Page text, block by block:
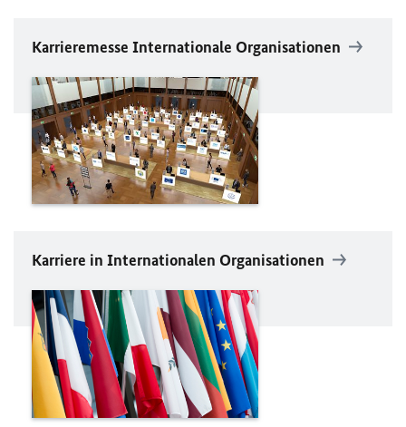
Karrieremesse Internationale Organisationen
Karriere in Internationalen Organisationen